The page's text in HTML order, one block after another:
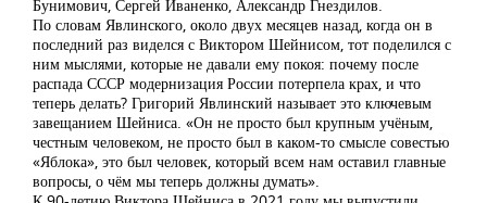
Бунимович, Сергей Иваненко, Александр Гнездилов.
По словам Явлинского, около двух месяцев назад, когда он в
последний раз виделся с Виктором Шейнисом, тот поделился с
ним мыслями, которые не давали ему покоя: почему после
распада СССР модернизация России потерпела крах, и что
теперь делать? Григорий Явлинский называет это ключевым
завещанием Шейниса. «Он не просто был крупным учёным,
честным человеком, не просто был в каком-то смысле совестью
«Яблока», это был человек, который всем нам оставил главные
вопросы, о чём мы теперь должны думать».